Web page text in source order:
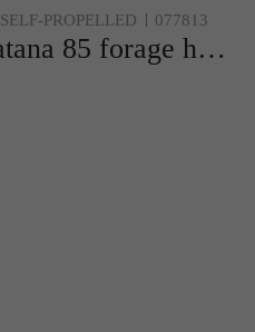
SELF-PROPELLED 077813
Fendt Katana 85 forage harvester